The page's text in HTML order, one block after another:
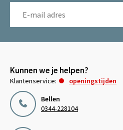
Kunnen we je helpen?
Klantenservice:
openingstijden
Bellen
0344-228104